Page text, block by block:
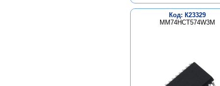
Код: К23329
MM74HCT574W3M